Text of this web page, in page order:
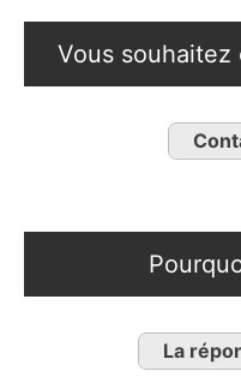
Vous souhaitez
La